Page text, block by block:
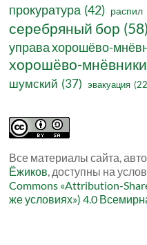
прокуратура (42) распил
серебряный бор (58)
управа хорошёво-
хорошёво-мнёвники
шумский (37) эвакуация
Все материалы сайта,
Ёжиков, доступны на
Commons «Attribution-
же условиях») 4.0